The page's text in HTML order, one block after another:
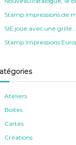
Stamp Impressions de
SIE joue avec une
Stamp Impressions
Ateliers
Boites
Cartes
Créations